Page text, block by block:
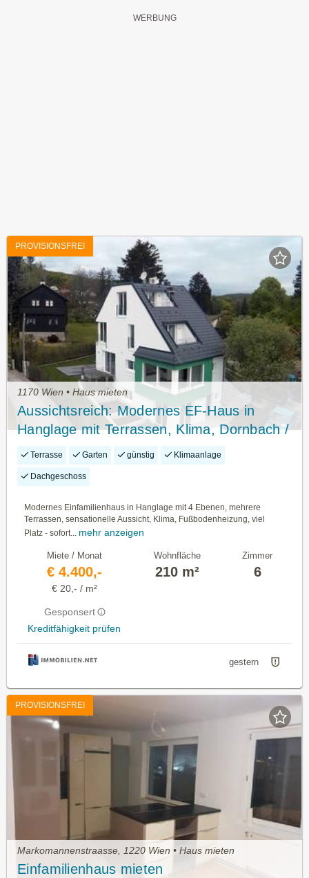
PROVISIONSFREI
1170 Wien • Haus mieten
Aussichtsreich: Modernes EF-Haus in
Hanglage mit Terrassen, Klima, Dornbach /
Wien
Terrasse Garten günstig Klimaanlage
Dachgeschoss
Modernes Einfamilienhaus in Hanglage mit 4 Ebenen, mehrere
Terrassen, sensationelle Aussicht, Klima, Fußbodenheizung, viel
Platz - sofort... mehr anzeigen
Miete / Monat
€ 4.400,-
€ 20,- / m²
Gesponsert
Kreditfähigkeit prüfen
Wohnfläche
210 m²
Zimmer
6
gestern
PROVISIONSFREI
Markomannenstraasse, 1220 Wien • Haus mieten
Einfamilienhaus mieten